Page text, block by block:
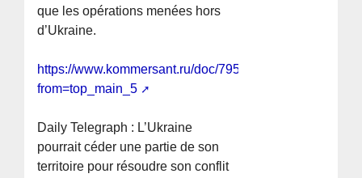
que les opérations menées hors
d’Ukraine.
https://www.kommersant.ru/doc/7957768?
from=top_main_5
Daily Telegraph : L’Ukraine
pourrait céder une partie de son
territoire pour résoudre son conflit